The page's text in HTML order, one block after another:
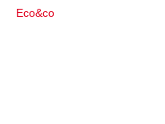
Eco&co